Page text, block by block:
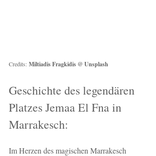
Credits: Miltiadis Fragkidis @ Unsplash
Geschichte des legendären
Platzes Jemaa El Fna in
Marrakesch:
Im Herzen des magischen Marrakesch